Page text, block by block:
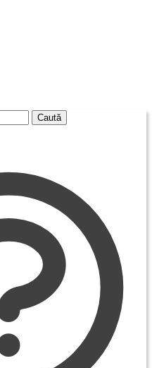
Caută
Caută